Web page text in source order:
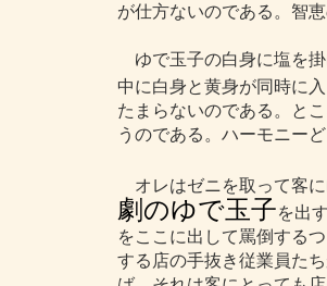
が仕方ないのである。智
ゆで玉子の白身に塩を掛
中に白身と黄身が同時に
たまらないのである。と
うのである。ハーモニー
オレはゼニを取って客に
劇のゆで玉子を出
をここに出して罵倒する
する店の手抜き従業員た